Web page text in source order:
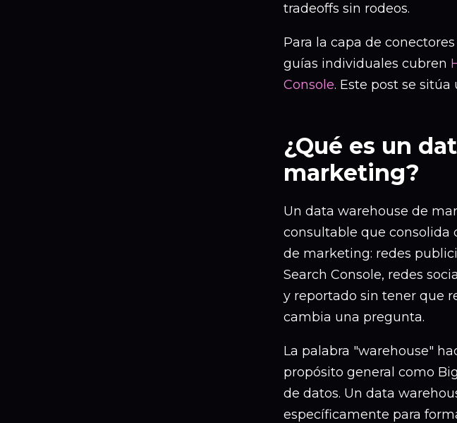
tradeoffs sin rodeos.
Para la capa de
guías individuales cubren
Console. Este post se
¿Qué es un
marketing?
Un data warehouse de
consultable que consolida
de marketing: redes
Search Console, redes
y reportado sin tener que
cambia una pregunta.
La palabra "warehouse"
propósito general como
de datos. Un data
específicamente para